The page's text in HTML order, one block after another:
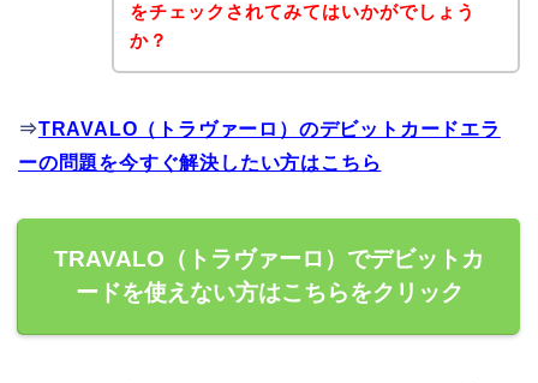
をチェックされてみてはいかがでしょう
か？
⇒TRAVALO（トラヴァーロ）のデビットカードエラ
ーの問題を今すぐ解決したい方はこちら
TRAVALO（トラヴァーロ）でデビットカ
ードを使えない方はこちらをクリック